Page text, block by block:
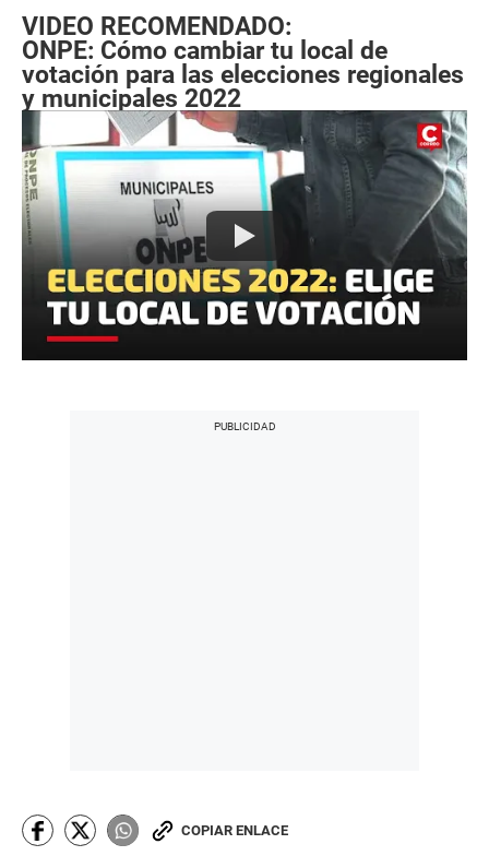
VIDEO RECOMENDADO:
ONPE: Cómo cambiar tu local de
votación para las elecciones regionales
y municipales 2022
COPIAR ENLACE